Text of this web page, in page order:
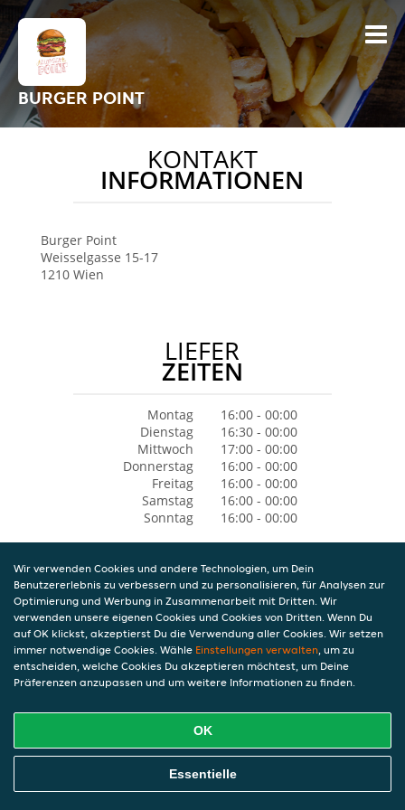
BURGER POINT
KONTAKT
INFORMATIONEN
Burger Point
Weisselgasse 15-17
1210 Wien
LIEFER
ZEITEN
Montag
16:00 - 00:00
Dienstag
16:30 - 00:00
Mittwoch
17:00 - 00:00
Donnerstag
16:00 - 00:00
Freitag
16:00 - 00:00
Samstag
16:00 - 00:00
Sonntag
16:00 - 00:00
Wir verwenden Cookies und andere Technologien, um Dein
Benutzererlebnis zu verbessern und zu personalisieren, für Analysen zur
Optimierung und Werbung in Zusammenarbeit mit Dritten. Wir
verwenden unsere eigenen Cookies und Cookies von Dritten. Wenn Du
auf OK klickst, akzeptierst Du die Verwendung aller Cookies. Wir setzen
immer notwendige Cookies. Wähle Einstellungen verwalten, um zu
entscheiden, welche Cookies Du akzeptieren möchtest, um Deine
Präferenzen anzupassen und um weitere Informationen zu finden.
OK
Essentielle